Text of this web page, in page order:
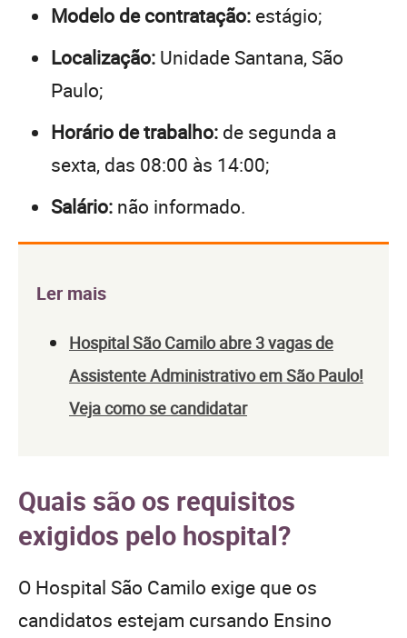
Modelo de contratação: estágio;
Localização: Unidade Santana, São
Paulo;
Horário de trabalho: de segunda a
sexta, das 08:00 às 14:00;
Salário: não informado.
Ler mais
Hospital São Camilo abre 3 vagas de
Assistente Administrativo em São Paulo!
Veja como se candidatar
Quais são os requisitos
exigidos pelo hospital?
O Hospital São Camilo exige que os
candidatos estejam cursando Ensino